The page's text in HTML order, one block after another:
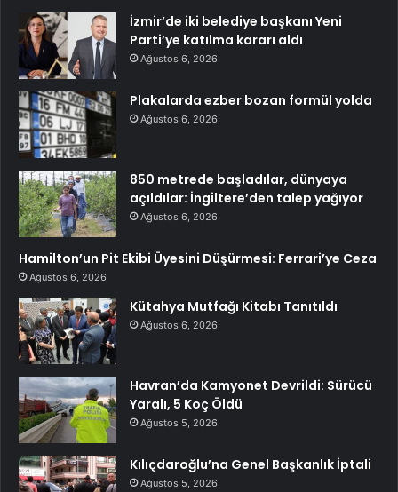
İzmir’de iki belediye başkanı Yeni
Parti’ye katılma kararı aldı
Ağustos 6, 2026
Plakalarda ezber bozan formül yolda
Ağustos 6, 2026
850 metrede başladılar, dünyaya
açıldılar: İngiltere’den talep yağıyor
Ağustos 6, 2026
Hamilton’un Pit Ekibi Üyesini Düşürmesi: Ferrari’ye Ceza
Ağustos 6, 2026
Kütahya Mutfağı Kitabı Tanıtıldı
Ağustos 6, 2026
Havran’da Kamyonet Devrildi: Sürücü
Yaralı, 5 Koç Öldü
Ağustos 5, 2026
Kılıçdaroğlu’na Genel Başkanlık İptali
Ağustos 5, 2026